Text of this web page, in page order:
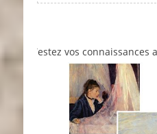
Testez vos connaissances